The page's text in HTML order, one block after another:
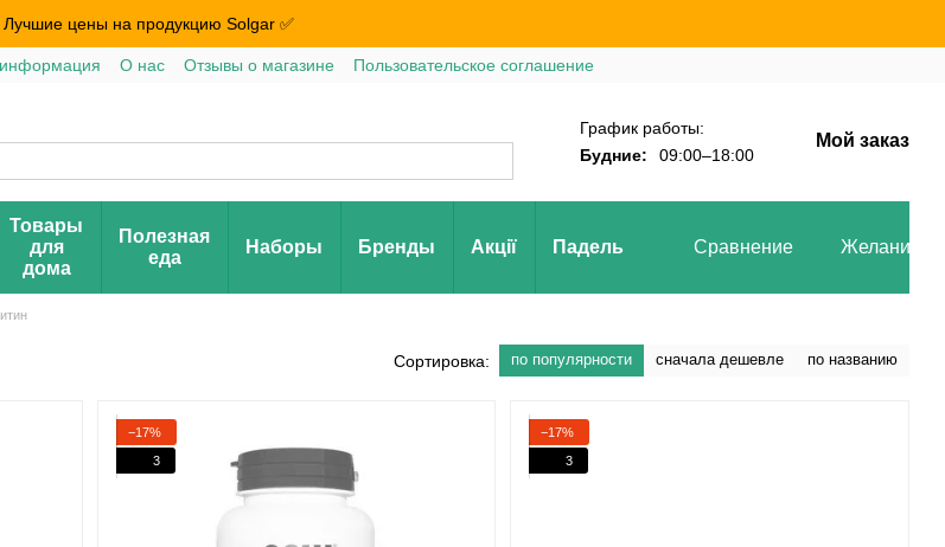
Лучшие цены на продукцию Solgar ✅
информация О нас Отзывы о магазине Пользовательское соглашение
График работы:
Будние:
09:00–18:00
Мой заказ
Товары
для
дома
Полезная
еда
Наборы Бренды Акції Падель Сравнение Желания
Сортировка: по популярности сначала дешевле по названию
−17%
3
−17%
3